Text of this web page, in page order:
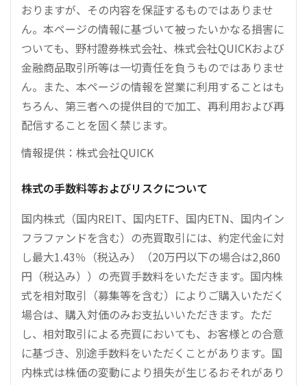
おりますが、その内容を保証するものではありませ
ん。本ページの情報に基づいて被ったいかなる損害に
ついても、野村證券株式会社、株式会社QUICKおよび
金融商品取引所等は一切責任を負うものではありませ
ん。また、本ページの情報を営業に利用することはも
ちろん、第三者への提供目的で加工、再利用および再
配信することを固く禁じます。
情報提供：株式会社QUICK
株式の手数料等およびリスクについて
国内株式（国内REIT、国内ETF、国内ETN、国内イン
フラファンドを含む）の売買取引には、約定代金に対
し最大1.43％（税込み）（20万円以下の場合は2,860
円（税込み））の売買手数料をいただきます。国内株
式を相対取引（募集等を含む）によりご購入いただく
場合は、購入対価のみお支払いいただきます。ただ
し、相対取引による売買においても、お客様との合意
に基づき、別途手数料をいただくことがあります。国
内株式は株価の変動により損失が生じるおそれがあり